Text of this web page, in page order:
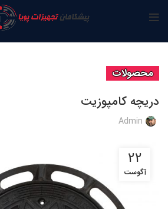
محصولات
دریچه کامپوزیت
Admin
22
آگوست